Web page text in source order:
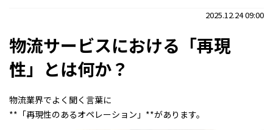
2025.12.24 09:00
物流サービスにおける「再現
性」とは何か？
物流業界でよく聞く言葉に
**「再現性のあるオペレーション」**があります。